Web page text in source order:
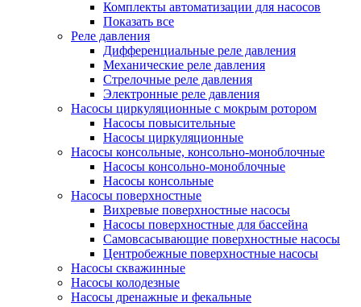
Комплекты автоматизации для насосов
Показать все
Реле давления
Дифференциальные реле давления
Механические реле давления
Стрелочные реле давления
Электронные реле давления
Насосы циркуляционные с мокрым ротором
Насосы повысительные
Насосы циркуляционные
Насосы консольные, консольно-моноблочные
Насосы консольно-моноблочные
Насосы консольные
Насосы поверхностные
Вихревые поверхностные насосы
Насосы поверхностные для бассейна
Самовсасывающие поверхностные насосы
Центробежные поверхностные насосы
Насосы скважинные
Насосы колодезные
Насосы дренажные и фекальные